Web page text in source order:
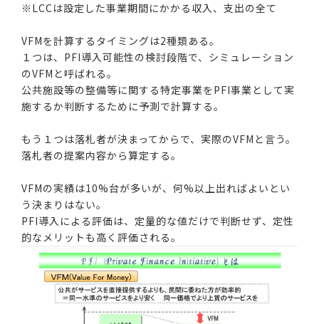
※LCCは設定した事業期間にかかる収入、支出の全て
VFMを計算するタイミングは2種類ある。
１つは、PFI導入可能性の検討段階で、シミュレーション
のVFMと呼ばれる。
公共施設等の整備等に関する特定事業をPFI事業として実
施するか判断するために予測で計算する。
もう１つは落札者が決まってからで、実際のVFMと言う。
落札者の提案内容から算定する。
VFMの実績は10%台が多いが、何%以上出ればよいとい
う決まりはない。
PFI導入による評価は、定量的な値だけで判断せず、定性
的なメリットも高く評価される。